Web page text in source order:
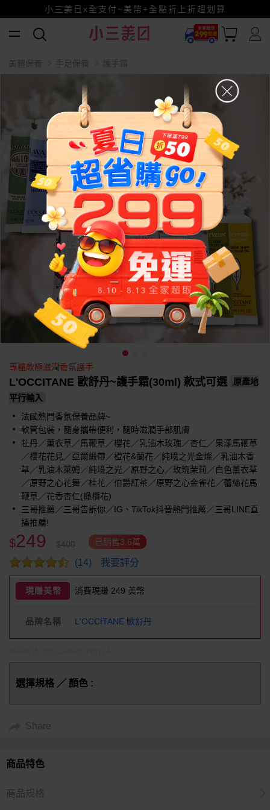
賺美幣~換好禮~立即換GO~
小三美日x全支付~美幣+全點折上折超划算
美體保養 手足保養 護手霜
專櫃款極滋潤香氛護手
L'OCCITANE 歐舒丹~護手霜(30ml) 款式可選
原產地
平行輸入
法國熱門香氛保養品牌~
軟管包裝，隨身攜帶便利，隨時滋潤手部肌膚
牡丹／薰衣草／馬鞭草／櫻花／乳油木玫瑰／杏仁／果漾馬鞭草
／櫻花花見／亞爾緞帶／橙花&蘭花／純境之光金燦／乳油木香
草／乳油木萊姆／純境之光／原野之心／玫瑰茉莉／白色薰衣草
／原野之心花舞／桂花／伯爵紅茶／原野之心金雀花／蕾絲花馬
鞭草／花香杏仁(橄欖花)
三哥推薦／三哥告訴你／IG、TikTok抖音熱門推薦／三哥LINE直
播推薦!
$249 $400 已銷售3.6萬
(14) 我要評分
現賺美幣 消費現賺 249 美幣
品牌名稱 L'OCCITANE 歐舒丹
選擇規格 ／ 顏色 :
Share
商品特色
商品規格